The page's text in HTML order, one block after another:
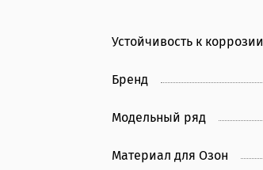
Устойчивость к коррозии
Бренд
Модельный ряд
Материал для Озон